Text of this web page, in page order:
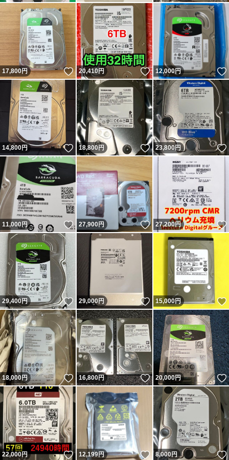
17,800円 いいね！
20,410円 いいね！
12,000円
14,800円 いいね！
18,800円 いいね！
23,800円
11,000円 いいね！
27,900円 いいね！
27,200円
29,400円 いいね！
29,000円 いいね！
15,000円
18,000円 いいね！
16,800円 いいね！
20,000円
22,000円 いいね！
12,199円 いいね！
8,000円